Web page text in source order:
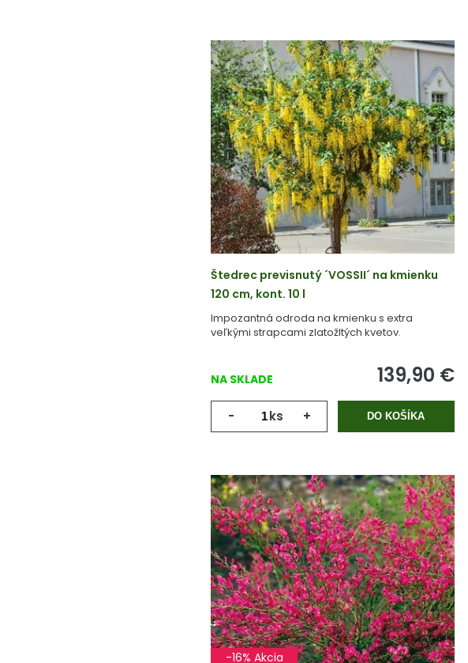
Štedrec previsnutý ´VOSSII´ na kmienku
120 cm, kont. 10 l
Impozantná odroda na kmienku s extra
veľkými strapcami zlatožltých kvetov.
NA SKLADE 139,90 €
- ks + DO KOŠÍKA
-16% Akcia